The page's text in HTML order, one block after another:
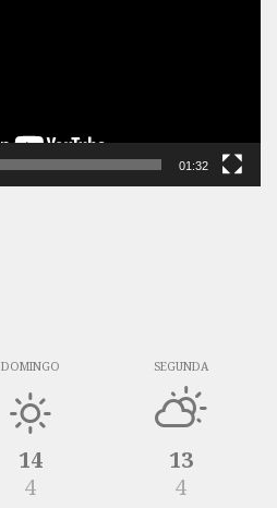
01:32
DOMINGO
14
4
SEGUNDA
13
4